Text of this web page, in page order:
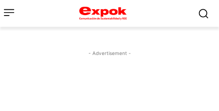
- Advertisement -